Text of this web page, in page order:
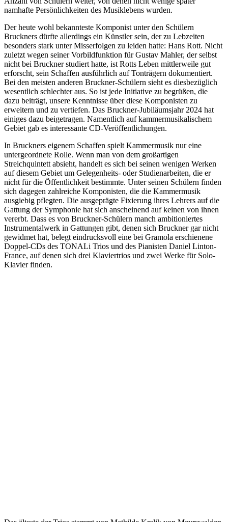
namhafte Persönlichkeiten des Musiklebens wurden.
Der heute wohl bekannteste Komponist unter den Schülern
Bruckners dürfte allerdings ein Künstler sein, der zu Lebzeiten
besonders stark unter Misserfolgen zu leiden hatte: Hans Rott. Nicht
zuletzt wegen seiner Vorbildfunktion für Gustav Mahler, der selbst
nicht bei Bruckner studiert hatte, ist Rotts Leben mittlerweile gut
erforscht, sein Schaffen ausführlich auf Tonträgern dokumentiert.
Bei den meisten anderen Bruckner-Schülern sieht es diesbezüglich
wesentlich schlechter aus. So ist jede Initiative zu begrüßen, die
dazu beiträgt, unsere Kenntnisse über diese Komponisten zu
erweitern und zu vertiefen. Das Bruckner-Jubiläumsjahr 2024 hat
einiges dazu beigetragen. Namentlich auf kammermusikalischem
Gebiet gab es interessante CD-Veröffentlichungen.
In Bruckners eigenem Schaffen spielt Kammermusik nur eine
untergeordnete Rolle. Wenn man von dem großartigen
Streichquintett absieht, handelt es sich bei seinen wenigen Werken
auf diesem Gebiet um Gelegenheits- oder Studienarbeiten, die er
nicht für die Öffentlichkeit bestimmte. Unter seinen Schülern finden
sich dagegen zahlreiche Komponisten, die die Kammermusik
ausgiebig pflegten. Die ausgeprägte Fixierung ihres Lehrers auf die
Gattung der Symphonie hat sich anscheinend auf keinen von ihnen
vererbt. Dass es von Bruckner-Schülern manch ambitioniertes
Instrumentalwerk in Gattungen gibt, denen sich Bruckner gar nicht
gewidmet hat, belegt eindrucksvoll eine bei Gramola erschienene
Doppel-CDs des TONALi Trios und des Pianisten Daniel Linton-
France, auf denen sich drei Klaviertrios und zwei Werke für Solo-
Klavier finden.